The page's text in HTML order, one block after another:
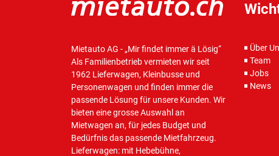
Mietauto AG - „Mir findet immer ä Lösig“
Als Familienbetrieb vermieten wir seit
1962 Lieferwagen, Kleinbusse und
Personenwagen und finden immer die
passende Lösung für unsere Kunden. Wir
bieten eine grosse Auswahl an
Mietwagen an, für jedes Budget und
Bedürfnis das passende Mietfahrzeug.
Lieferwagen: mit Hebebühne,
Über
Team
Jobs
News